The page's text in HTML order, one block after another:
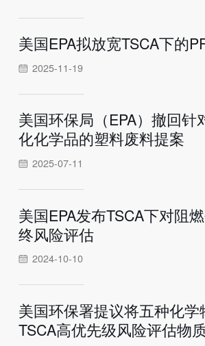
美国EPA拟放宽TSCA下的
2025-11-19
美国环保局（EPA）撤回针
化化学品的塑料废料提案
2025-07-11
美国EPA发布TSCA下对阻
终风险评估
2024-10-10
美国环保署提议将五种化学
TSCA高优先级风险评估物